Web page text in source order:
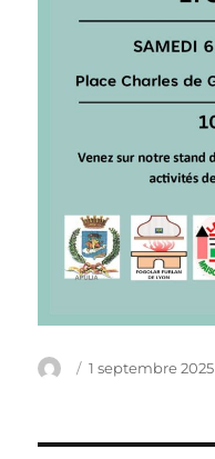
Auteur
Publié
1 septembre 2025